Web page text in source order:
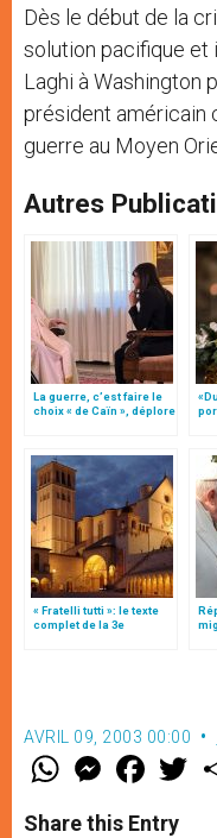
Dès le début de la
solution pacifique et
Laghi à Washington
président américain
guerre au Moyen
Autres
La guerre, c’est faire le
choix « de Caïn », déplore
« Fratelli tutti »: le texte
complet de la 3e
AVRIL 09, 2003 00:00
W
t
M
e
s
F
a
e
w
Share this Entry